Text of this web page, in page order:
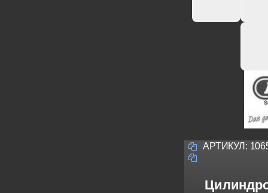
АРТИКУЛ: